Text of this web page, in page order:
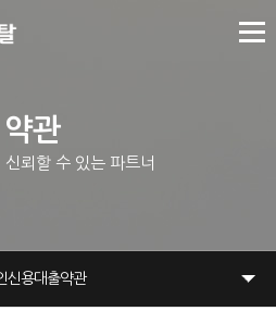
약관
신뢰할 수 있는 파트너
신용대출약관